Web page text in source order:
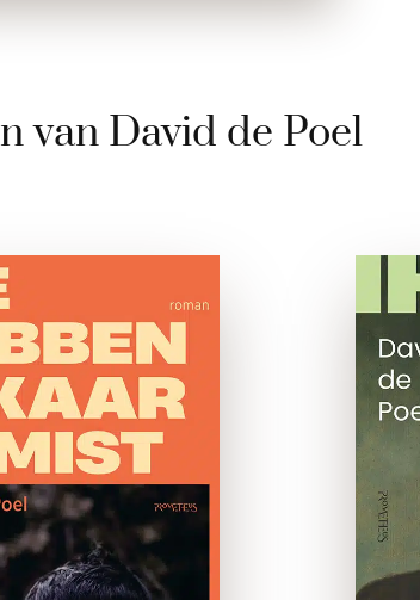
van David de Poel
elkaar
gemist
paperback
overlijden
zijn moeder blijft de
Bastiaan met zijn
Al snel meldt
nieuwe vrouw. Op
eerste gezicht lijkt er
weinig mis …